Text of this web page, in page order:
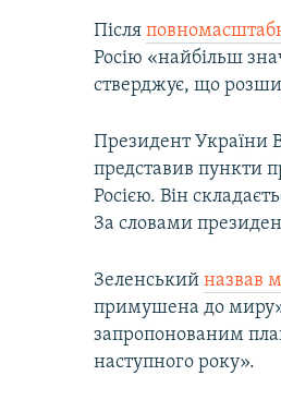
Після
Росію «найбільш
стверджує, що
Президент України
представив пункти
Росією. Він
За словами
Зеленськийназвав
примушена до
запропонованим
наступного року».